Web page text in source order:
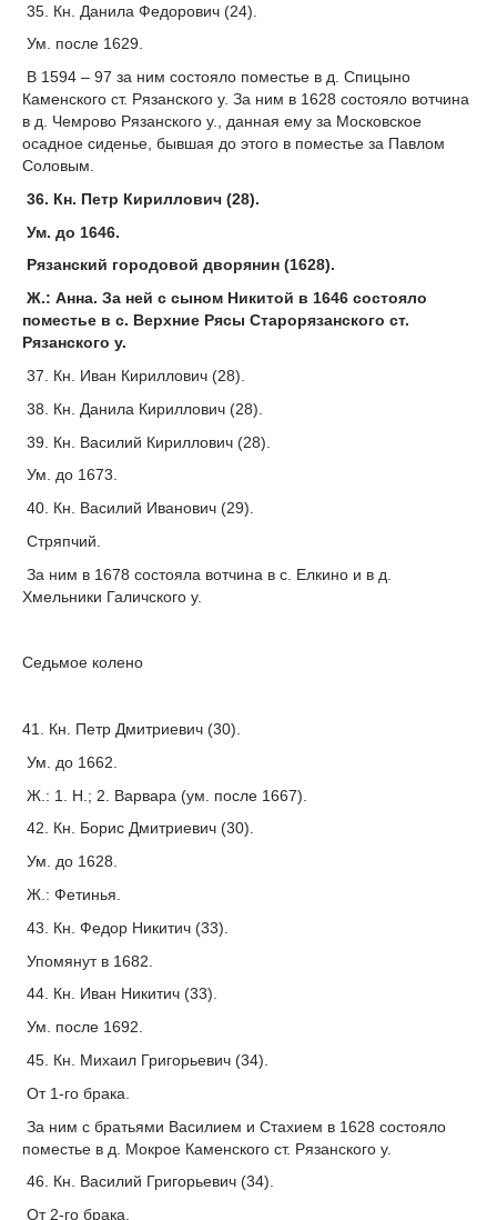
35. Кн. Данила Федорович (24).
Ум. после 1629.
В 1594 – 97 за ним состояло поместье в д. Спицыно
Каменского ст. Рязанского у. За ним в 1628 состояло вотчина
в д. Чемрово Рязанского у., данная ему за Московское
осадное сиденье, бывшая до этого в поместье за Павлом
Соловым.
36. Кн. Петр Кириллович (28).
Ум. до 1646.
Рязанский городовой дворянин (1628).
Ж.: Анна. За ней с сыном Никитой в 1646 состояло
поместье в с. Верхние Рясы Старорязанского ст.
Рязанского у.
37. Кн. Иван Кириллович (28).
38. Кн. Данила Кириллович (28).
39. Кн. Василий Кириллович (28).
Ум. до 1673.
40. Кн. Василий Иванович (29).
Стряпчий.
За ним в 1678 состояла вотчина в с. Елкино и в д.
Хмельники Галичского у.
Седьмое колено
41. Кн. Петр Дмитриевич (30).
Ум. до 1662.
Ж.: 1. Н.; 2. Варвара (ум. после 1667).
42. Кн. Борис Дмитриевич (30).
Ум. до 1628.
Ж.: Фетинья.
43. Кн. Федор Никитич (33).
Упомянут в 1682.
44. Кн. Иван Никитич (33).
Ум. после 1692.
45. Кн. Михаил Григорьевич (34).
От 1-го брака.
За ним с братьями Василием и Стахием в 1628 состояло
поместье в д. Мокрое Каменского ст. Рязанского у.
46. Кн. Василий Григорьевич (34).
От 2-го брака.